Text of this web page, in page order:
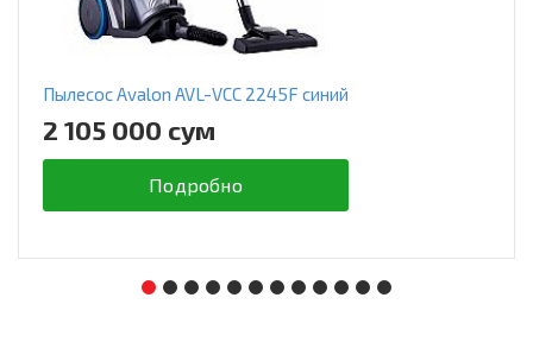
Пылесос Avalon AVL-VCC 2245F синий
2 105 000 сум
Подробно